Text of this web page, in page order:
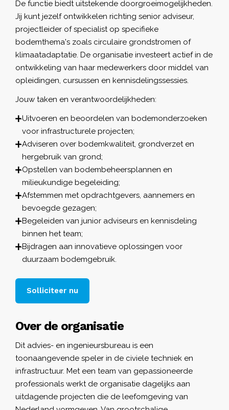
De functie biedt uitstekende doorgroeimogelijkheden.
Jij kunt jezelf ontwikkelen richting senior adviseur,
projectleider of specialist op specifieke
bodemthema's zoals circulaire grondstromen of
klimaatadaptatie. De organisatie investeert actief in de
ontwikkeling van haar medewerkers door middel van
opleidingen, cursussen en kennisdelingssessies.
Jouw taken en verantwoordelijkheden:
Uitvoeren en beoordelen van bodemonderzoeken
voor infrastructurele projecten;
Adviseren over bodemkwaliteit, grondverzet en
hergebruik van grond;
Opstellen van bodembeheersplannen en
milieukundige begeleiding;
Afstemmen met opdrachtgevers, aannemers en
bevoegde gezagen;
Begeleiden van junior adviseurs en kennisdeling
binnen het team;
Bijdragen aan innovatieve oplossingen voor
duurzaam bodemgebruik.
Solliciteer nu
Over de organisatie
Dit advies- en ingenieursbureau is een
toonaangevende speler in de civiele techniek en
infrastructuur. Met een team van gepassioneerde
professionals werkt de organisatie dagelijks aan
uitdagende projecten die de leefomgeving van